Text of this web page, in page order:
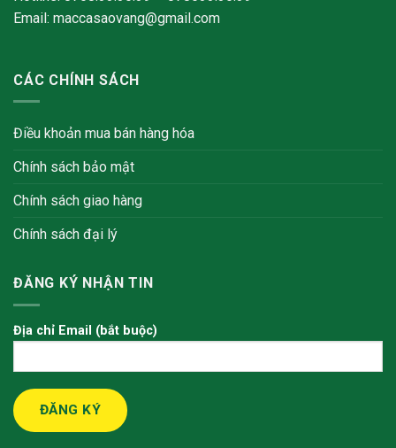
Email: maccasaovang@gmail.com
CÁC CHÍNH SÁCH
Điều khoản mua bán hàng hóa
Chính sách bảo mật
Chính sách giao hàng
Chính sách đại lý
ĐĂNG KÝ NHẬN TIN
Địa chỉ Email (bắt buộc)